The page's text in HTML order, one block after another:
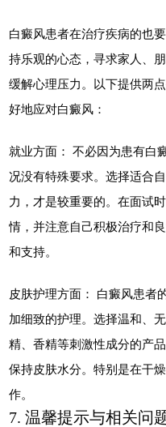
白癜风患者在治疗疾病的也
持乐观的心态，寻求家人、
缓解心理压力。以下提供两
好地应对白癜风：
就业方面： 不必因为患有白
况没有特殊要求。选择适合
力，才是较重要的。在面试
情，并注意自己积极治疗和
和支持。
皮肤护理方面： 白癜风患者
加细致的护理。选择温和、
精、香精等刺激性成分的产
保持皮肤水分。特别是在干
作。
7. 温馨提示与相关问